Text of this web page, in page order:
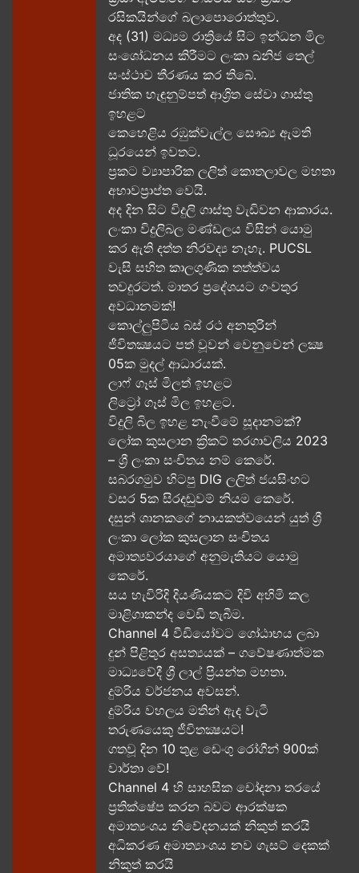
රසිකයින්ගේ බලාපොරොත්තුව.
අද (31) මධ්‍යම රාත්‍රියේ සිට ඉන්ධන මිල
සංශෝධනය කිරීමට ලංකා ඛනිජ තෙල්
සංස්ථාව තීරණය කර තිබේ.
ජාතික හැඳුනුම්පත් ආශ්‍රිත සේවා ගාස්තු
ඉහළට
කෙහෙළිය රඹුක්වැල්ල සෞඛ්‍ය ඇමති
ධූරයෙන් ඉවතට​.
ප්‍රකට ව්‍යාපාරික ලලිත් කොතලාවල මහතා
අභාවප්‍රාප්ත වෙයි.
අද දින​ සිට විදුලි ගාස්තු වැඩිවන ආකාරය​.
ලංකා විදුලිබල මණ්ඩලය විසින් යොමු
කර ඇති දත්ත නිරවද්‍ය නැහැ. PUCSL
වැසි සහිත කාලගුණික තත්ත්වය
තවදුරටත්. මාතර ප්‍රදේශයට ගංවතුර
අවධානමක්!
කොල්ලුපිටිය බස් රථ අනතුරින්
ජීවිතක්‍ෂයට පත් වූවන් වෙනුවෙන් ලක්‍ෂ
05ක​ මුදල් ආධාරයක්​.
ලාෆ් ගෑස් මිලත් ඉහළට​
ලිට්‍රෝ ගෑස් මිල​ ඉහළට​.
විදුලි බිල ඉහළ නැංවීමේ සූදානමක්?
ලෝක කුසලාන ක්‍රිකට් තරගාවලිය 2023
– ශ්‍රී ලංකා සංචිතය නම් කෙරේ​.
සබරගමුව හිටපු DIG ලලිත් ජයසිංහට
වසර 5ක සිරදඬුවම් නියම කෙරේ.
දසුන් ශානකගේ නායකත්වයෙන් යුත් ශ්‍රී
ලංකා ලෝක කුසලාන සංචිතය
අමාත්‍යවරයාගේ අනුමැතියට​ යොමු
කෙරේ.
සය හැවිරිදි දියණියකට දිවි අහිමි කල
මාළිගාකන්ද වෙඩි තැබීම​.
Channel 4 වීඩියෝවට ගෝඨාභය ලබා
දුන් පිළිතුර අසත්‍යයක් – ගවේෂණාත්මක
මාධ්‍යවේදී ශ්‍රී ලාල් ප්‍රියන්ත මහතා.
දුම්රිය වර්ජනය අවසන්.
දුම්රිය වහලය මතින් ඇද​ වැටී
තරුණයෙකු ජීවිතක්‍ෂයට​!
ගතවූ දින 10 තුළ ඩෙංගු රෝගීන් 900ක්
වාර්තා වේ!
Channel 4 හි සාහසික චෝදනා තරයේ
ප්‍රතික්ෂේප කරන බවට ආරක්ෂක
අමාත්‍යංශය නිවේදනයක් නිකුත් කරයි
අධිකරණ අමාත්‍යාංශය නව ගැසට් දෙකක්
නිකුත් කරයි